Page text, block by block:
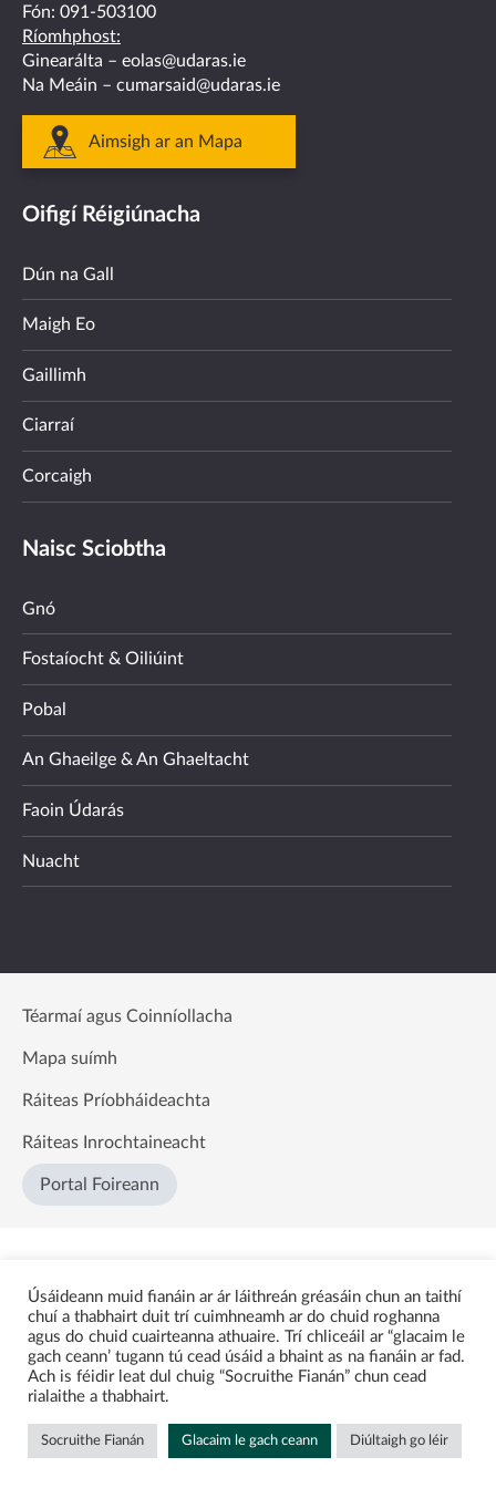
Fón: 091-503100
Ríomhphost:
Ginearálta – eolas@udaras.ie
Na Meáin – cumarsaid@udaras.ie
Aimsigh ar an Mapa
Oifigí Réigiúnacha
Dún na Gall
Maigh Eo
Gaillimh
Ciarraí
Corcaigh
Naisc Sciobtha
Gnó
Fostaíocht & Oiliúint
Pobal
An Ghaeilge & An Ghaeltacht
Faoin Údarás
Nuacht
Téarmaí agus Coinníollacha
Mapa suímh
Ráiteas Príobháideachta
Ráiteas Inrochtaineacht
Portal Foireann
Úsáideann muid fianáin ar ár láithreán gréasáin chun an taithí
chuí a thabhairt duit trí cuimhneamh ar do chuid roghanna
agus do chuid cuairteanna athuaire. Trí chliceáil ar “glacaim le
gach ceann’ tugann tú cead úsáid a bhaint as na fianáin ar fad.
Ach is féidir leat dul chuig “Socruithe Fianán” chun cead
rialaithe a thabhairt.
Socruithe Fianán Glacaim le gach ceann Diúltaigh go léir